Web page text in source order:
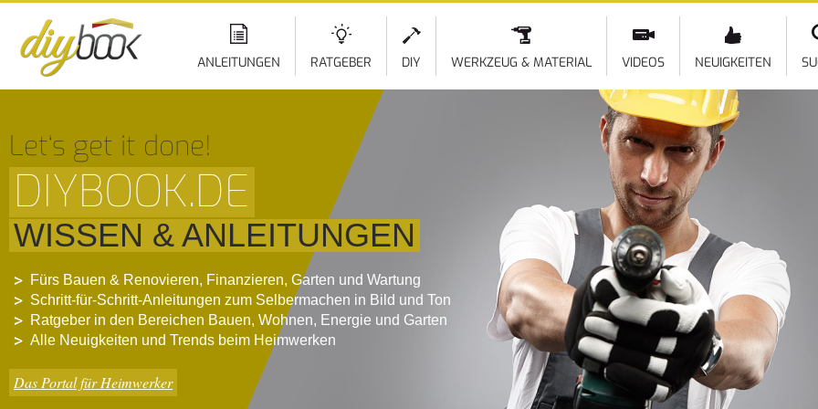
ANLEITUNGEN RATGEBER DIY WERKZEUG & MATERIAL VIDEOS NEUIGKEITEN
Let‘s get it done!
DIYBOOK.DE
WISSEN & ANLEITUNGEN
Fürs Bauen & Renovieren, Finanzieren, Garten und Wartung
Schritt-für-Schritt-Anleitungen zum Selbermachen in Bild und Ton
Ratgeber in den Bereichen Bauen, Wohnen, Energie und Garten
Alle Neuigkeiten und Trends beim Heimwerken
Das Portal für Heimwerker